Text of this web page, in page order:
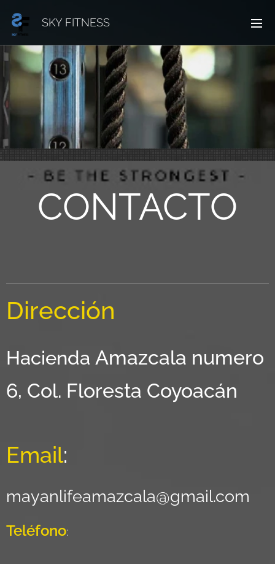
SKY FITNESS
CONTACTO
Dirección
Hacienda Amazcala numero
6, Col. Floresta Coyoacán
Email:
mayanlifeamazcala@gmail.com
Teléfono: